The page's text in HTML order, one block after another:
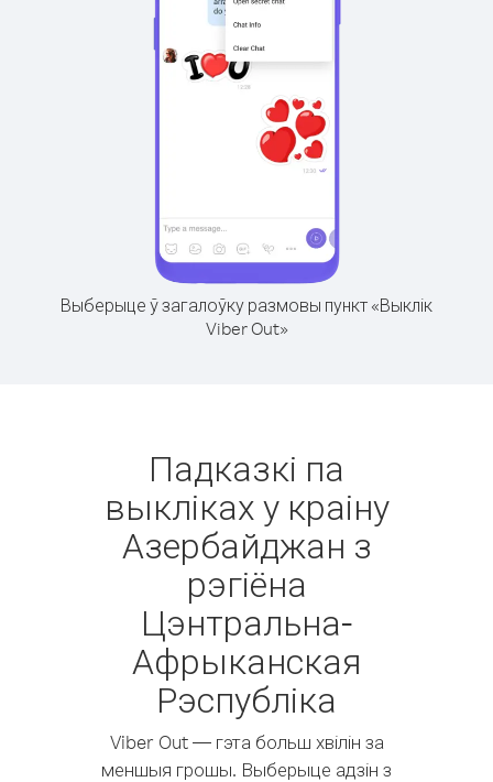
Выберыце ў загалоўку размовы пункт «Выклік
Viber Out»
Падказкі па
выкліках у краіну
Азербайджан з
рэгіёна
Цэнтральна-
Афрыканская
Рэспубліка
Viber Out — гэта больш хвілін за
меншыя грошы. Выберыце адзін з